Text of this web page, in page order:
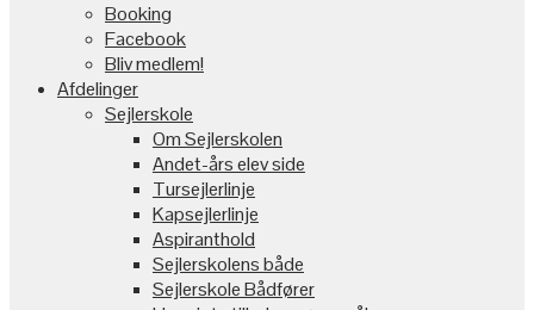
Booking
Facebook
Bliv medlem!
Afdelinger
Sejlerskole
Om Sejlerskolen
Andet-års elev side
Tursejlerlinje
Kapsejlerlinje
Aspiranthold
Sejlerskolens både
Sejlerskole Bådfører